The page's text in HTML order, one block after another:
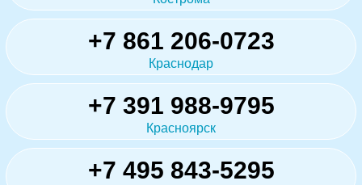
+7 861 206-0723
Краснодар
+7 391 988-9795
Красноярск
+7 495 843-5295